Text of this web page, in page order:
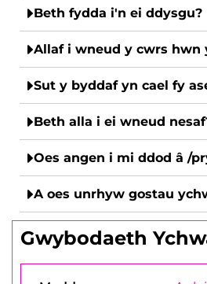
Beth fydda i'n ei ddysgu?
Allaf i wneud y cwrs hwn
Sut y byddaf yn cael fy
Beth alla i ei wneud
Oes angen i mi ddod â /
A oes unrhyw gostau
Gwybodaeth